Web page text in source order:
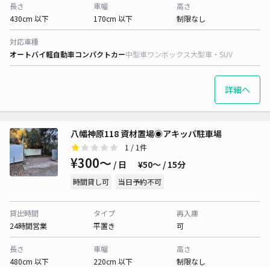
長さ
430cm 以下
車幅
170cm 以下
高さ
制限なし
対応車種
オートバイ軽自動車コンパクトカー中型車ワンボックス大型車・SUV
詳細へ
八幡神原118 資材置場◉アキッパ駐車場
1 / 1件
¥300〜 / 日 ¥50〜 / 15分
時間貸し可 当日予約不可
貸出時間
24時間営業
タイプ
平置き
再入庫
可
長さ
480cm 以下
車幅
220cm 以下
高さ
制限なし